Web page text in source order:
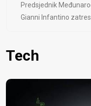
Predsjednik
Gianni Infantino
Tech